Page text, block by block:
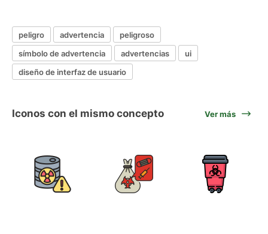
peligro advertencia
peligroso
símbolo de advertencia
advertencias
ui
diseño de interfaz de usuario
Iconos con el mismo concepto Ver más